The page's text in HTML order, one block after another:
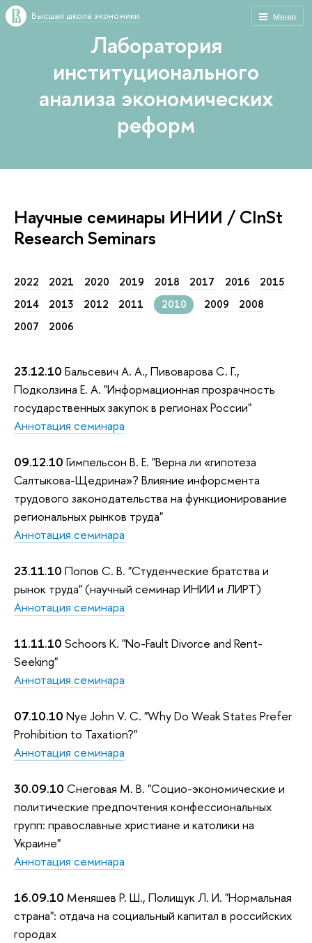
Меню
Высшая школа экономики
Лаборатория
институционального
анализа экономических
реформ
Научные семинары ИНИИ / CInSt
Research Seminars
2022 2021 2020 2019 2018 2017 2016
2015
2014
2013 2012 2011 2010 2009
2008
2007
2006
23.12.10 Бальсевич А. А., Пивоварова С. Г.,
Подколзина Е. А. "Информационная прозрачность
государственных закупок в регионах России"
Аннотация семинара
09.12.10 Гимпельсон В. Е. "Верна ли «гипотеза
Салтыкова-Щедрина»? Влияние инфорсмента
трудового законодательства на функционирование
региональных рынков труда"
Аннотация семинара
23.11.10 Попов С. В. "Студенческие братства и
рынок труда" (научный семинар ИНИИ и ЛИРТ)
Аннотация семинара
11.11.10 Schoors K. "No-Fault Divorce and Rent-
Seeking"
Аннотация семинара
07.10.10 Nye John V. C. "Why Do Weak States Prefer
Prohibition to Taxation?"
Аннотация семинара
30.09.10 Снеговая М. В. "Социо-экономические и
политические предпочтения конфессиональных
групп: православные христиане и католики на
Украине"
Аннотация семинара
16.09.10 Меняшев Р. Ш., ПолищукЛ. И. "Нормальная
страна": отдача на социальный капитал в российских
городах